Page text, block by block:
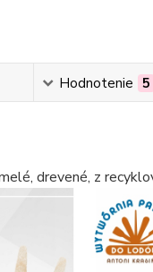
Hodnotenie 5
drevené, z